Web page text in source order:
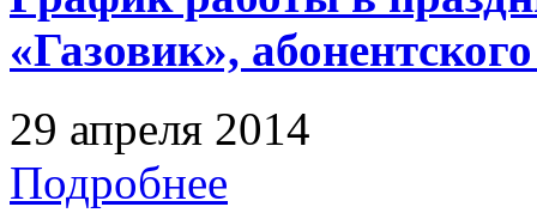
«Газовик»,
29 апреля 2014
Подробнее